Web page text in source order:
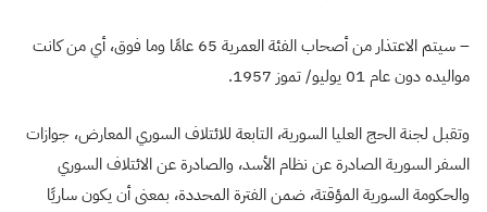
– سيتم الاعتذار من أصحاب الفئة العمرية 65 عامًا وما فوق، أي من كانت
مواليده دون عام 01 يوليو/ تموز 1957.
وتقبل لجنة الحج العليا السورية، التابعة للائتلاف السوري المعارض، جوازات
السفر السورية الصادرة عن نظام الأسد، والصادرة عن الائتلاف السوري
والحكومة السورية المؤقتة، ضمن الفترة المحددة، بمعنى أن يكون ساريًا